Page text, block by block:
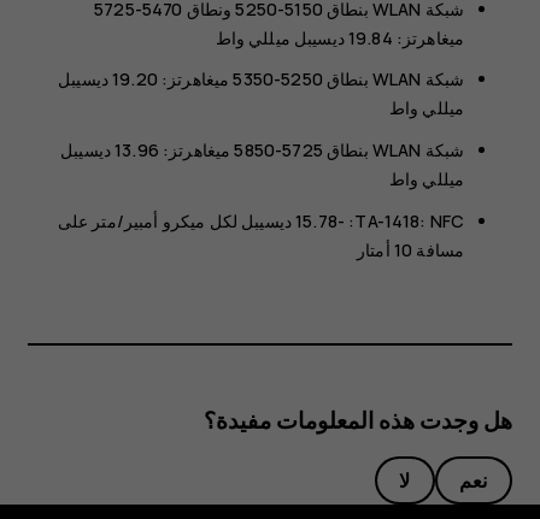
شبكة WLAN بنطاق 5150-5250 ونطاق 5470-5725
ميغاهرتز‬: 19.84 ديسيبل ميللي واط
شبكة WLAN بنطاق 5250-5350 ميغاهرتز‬: 19.20 ديسيبل
ميللي واط
شبكة WLAN بنطاق 5725-5850 ميغاهرتز‬: 13.96 ديسيبل
ميللي واط
TA-1418: NFC: ‫-15.78 ديسيبل لكل ميكرو أمبير/متر‬ على
مسافة 10 أمتار
هل وجدت هذه المعلومات مفيدة؟
نعم لا